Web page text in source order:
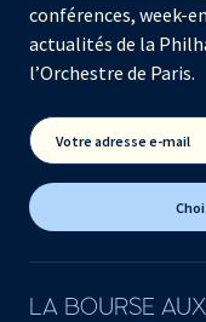
conférences, week-
actualités de la
l’Orchestre de Paris.
Votre adresse e-mail
LA BOURSE